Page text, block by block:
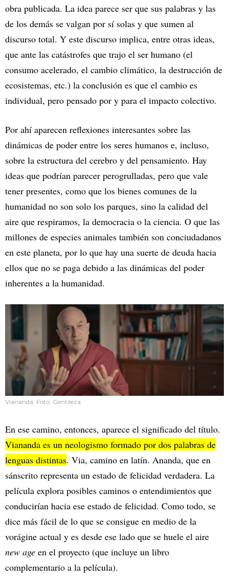
obra publicada. La idea parece ser que sus palabras y las
de los demás se valgan por sí solas y que sumen al
discurso total. Y este discurso implica, entre otras ideas,
que ante las catástrofes que trajo el ser humano (el
consumo acelerado, el cambio climático, la destrucción de
ecosistemas, etc.) la conclusión es que el cambio es
individual, pero pensado por y para el impacto colectivo.
Por ahí aparecen reflexiones interesantes sobre las
dinámicas de poder entre los seres humanos e, incluso,
sobre la estructura del cerebro y del pensamiento. Hay
ideas que podrían parecer perogrulladas, pero que vale
tener presentes, como que los bienes comunes de la
humanidad no son solo los parques, sino la calidad del
aire que respiramos, la democracia o la ciencia. O que las
millones de especies animales también son conciudadanos
en este planeta, por lo que hay una suerte de deuda hacia
ellos que no se paga debido a las dinámicas del poder
inherentes a la humanidad.
Viananda. Foto: Gentileza.
En ese camino, entonces, aparece el significado del título.
Viananda es un neologismo formado por dos palabras de
lenguas distintas. Via, camino en latín. Ananda, que en
sánscrito representa un estado de felicidad verdadera. La
película explora posibles caminos o entendimientos que
conducirían hacia ese estado de felicidad. Como todo, se
dice más fácil de lo que se consigue en medio de la
vorágine actual y es desde ese lado que se huele el aire
new age en el proyecto (que incluye un libro
complementario a la película).